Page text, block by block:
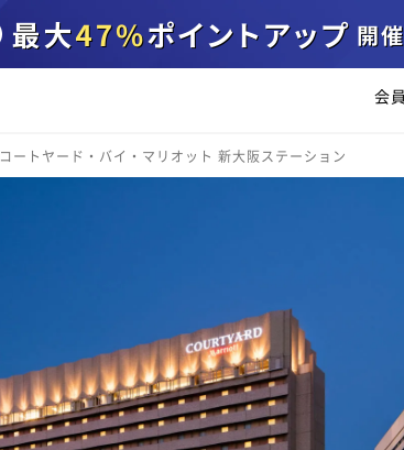
会
コートヤード・バイ・マリオット 新大阪ステーション